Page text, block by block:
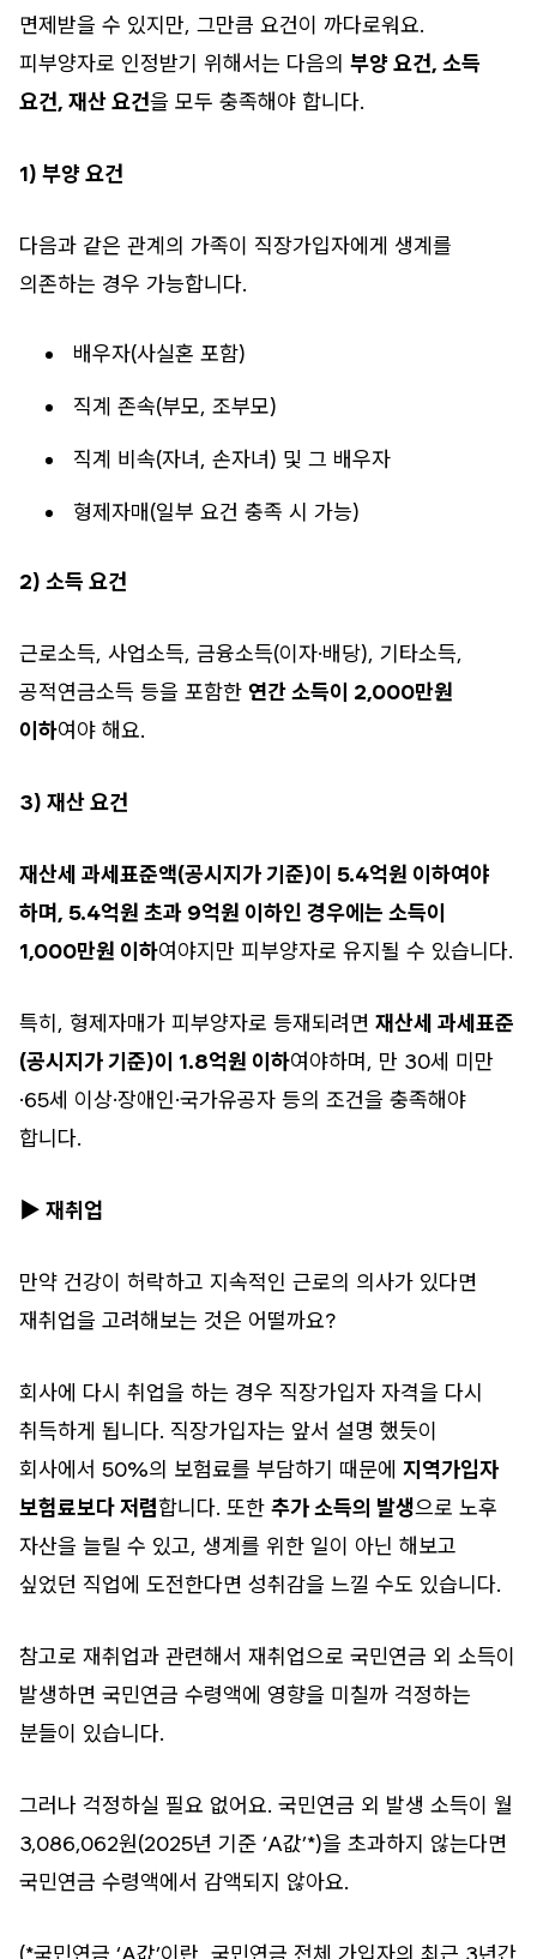
면제받을 수 있지만, 그만큼 요건이 까다로워요.
피부양자로 인정받기 위해서는 다음의 부양 요건, 소득
요건, 재산 요건을 모두 충족해야 합니다.
1) 부양 요건
다음과 같은 관계의 가족이 직장가입자에게 생계를
의존하는 경우 가능합니다.
배우자(사실혼 포함)
직계 존속(부모, 조부모)
직계 비속(자녀, 손자녀) 및 그 배우자
형제자매(일부 요건 충족 시 가능)
2) 소득 요건
근로소득, 사업소득, 금융소득(이자·배당), 기타소득,
공적연금소득 등을 포함한 연간 소득이 2,000만원
이하여야 해요.
3) 재산 요건
재산세 과세표준액(공시지가 기준)이 5.4억원 이하여야
하며, 5.4억원 초과 9억원 이하인 경우에는 소득이
1,000만원 이하여야지만 피부양자로 유지될 수 있습니다.
특히, 형제자매가 피부양자로 등재되려면 재산세 과세표준
(공시지가 기준)이 1.8억원 이하여야하며, 만 30세 미만
·65세 이상·장애인·국가유공자 등의 조건을 충족해야
합니다.
▶ 재취업
만약 건강이 허락하고 지속적인 근로의 의사가 있다면
재취업을 고려해보는 것은 어떨까요?
회사에 다시 취업을 하는 경우 직장가입자 자격을 다시
취득하게 됩니다. 직장가입자는 앞서 설명 했듯이
회사에서 50%의 보험료를 부담하기 때문에 지역가입자
보험료보다 저렴합니다. 또한 추가 소득의 발생으로 노후
자산을 늘릴 수 있고, 생계를 위한 일이 아닌 해보고
싶었던 직업에 도전한다면 성취감을 느낄 수도 있습니다.
참고로 재취업과 관련해서 재취업으로 국민연금 외 소득이
발생하면 국민연금 수령액에 영향을 미칠까 걱정하는
분들이 있습니다.
그러나 걱정하실 필요 없어요. 국민연금 외 발생 소득이 월
3,086,062원(2025년 기준 ‘A값’*)을 초과하지 않는다면
국민연금 수령액에서 감액되지 않아요.
(*국민연금 ‘A값’이란, 국민연금 전체 가입자의 최근 3년간